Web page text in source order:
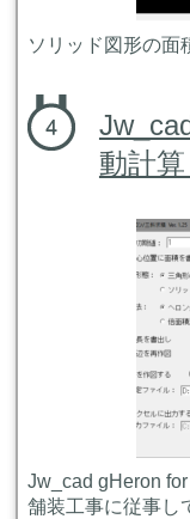
ソリッド図形
動計
Jw_cad gHeron
舗装工事に従事し